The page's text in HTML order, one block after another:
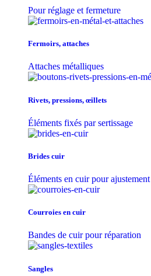
Pour réglage et fermeture
Fermoirs, attaches
Attaches métalliques
Rivets, pressions, œillets
Éléments fixés par sertissage
Brides cuir
Éléments en cuir pour ajustement
Courroies en cuir
Bandes de cuir pour réparation
Sangles